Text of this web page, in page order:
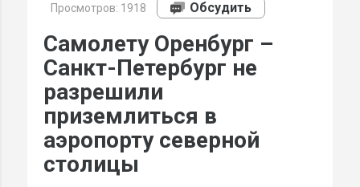
Просмотров: 1918
Обсудить
Самолету Оренбург –
Санкт-Петербург не
разрешили
приземлиться в
аэропорту северной
столицы